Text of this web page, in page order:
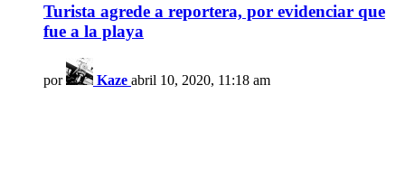
Turista agrede a reportera, por evidenciar que
fue a la playa
por Kaze abril 10, 2020, 11:18 am